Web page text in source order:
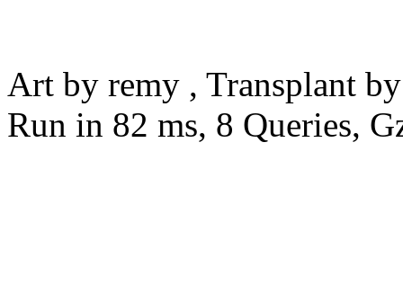
Art by remy , Transplant
Run in 82 ms, 8 Queries,